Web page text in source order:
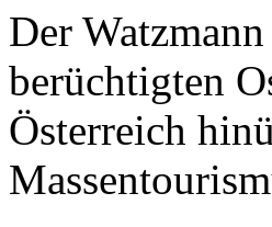
Der
berüchtigten
Österreich